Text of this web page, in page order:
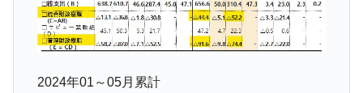
ータセンター整備」⇒ だから無理だってば。
『Money1』
JPモルガン「韓国レバレッジETFの清算は
『Money1』
韓国『国民年金公団』株価暴落で200兆蒸
2024年01～05月累計